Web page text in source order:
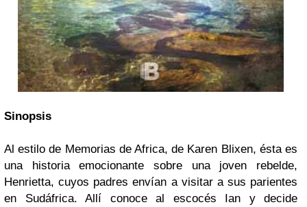
Sinopsis
Al estilo de Memorias de Africa, de Karen Blixen, ésta es
una historia emocionante sobre una joven rebelde,
Henrietta, cuyos padres envían a visitar a sus parientes
en Sudáfrica. Allí conoce al escocés Ian y decide